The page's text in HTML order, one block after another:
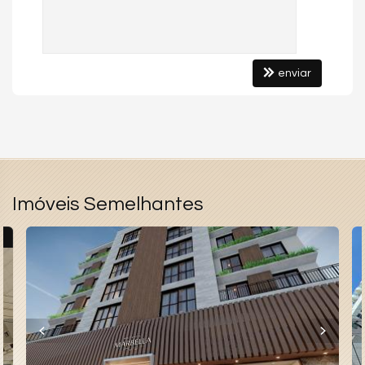
enviar
Imóveis Semelhantes